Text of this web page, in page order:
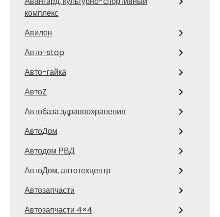
комплекс
Авилон
Авто-stop
Авто-гайка
АвтоZ
Автобаза здравоохранения
АвтоДом
Автодом РВД
АвтоДом, автотехцентр
Автозапчасти
Автозапчасти 4×4